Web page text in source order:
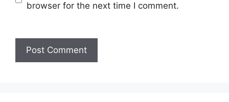
browser for the next time I comment.